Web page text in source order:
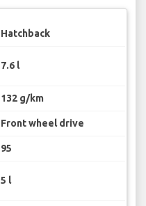
Hatchback
7.6 l
132 g/km
Front wheel drive
95
5 l